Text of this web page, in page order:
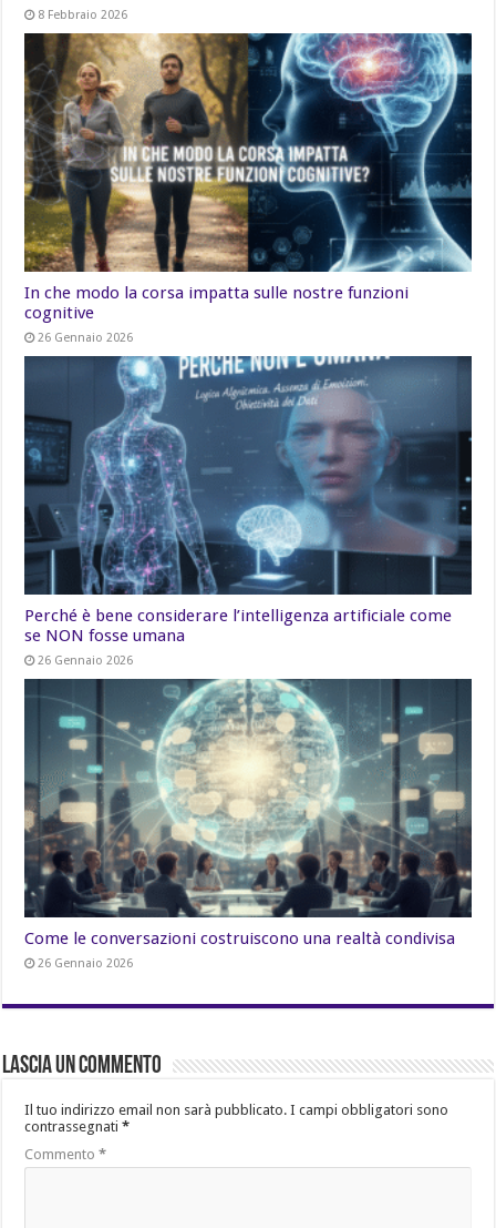
8 Febbraio 2026
In che modo la corsa impatta sulle nostre funzioni
cognitive
26 Gennaio 2026
Perché è bene considerare l’intelligenza artificiale come
se NON fosse umana
26 Gennaio 2026
Come le conversazioni costruiscono una realtà condivisa
26 Gennaio 2026
Lascia un commento
Il tuo indirizzo email non sarà pubblicato. I campi obbligatori sono
contrassegnati*
Commento*